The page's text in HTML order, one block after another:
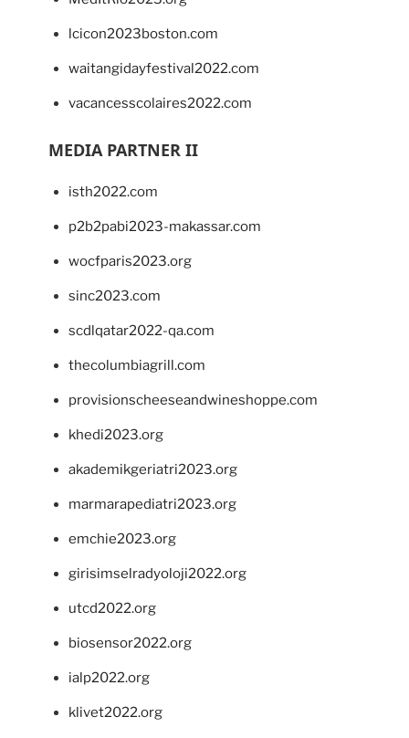
lcicon2023boston.com
waitangidayfestival2022.com
vacancesscolaires2022.com
MEDIA PARTNER II
isth2022.com
p2b2pabi2023-makassar.com
wocfparis2023.org
sinc2023.com
scdlqatar2022-qa.com
thecolumbiagrill.com
provisionscheeseandwineshoppe.com
khedi2023.org
akademikgeriatri2023.org
marmarapediatri2023.org
emchie2023.org
girisimselradyoloji2022.org
utcd2022.org
biosensor2022.org
ialp2022.org
klivet2022.org